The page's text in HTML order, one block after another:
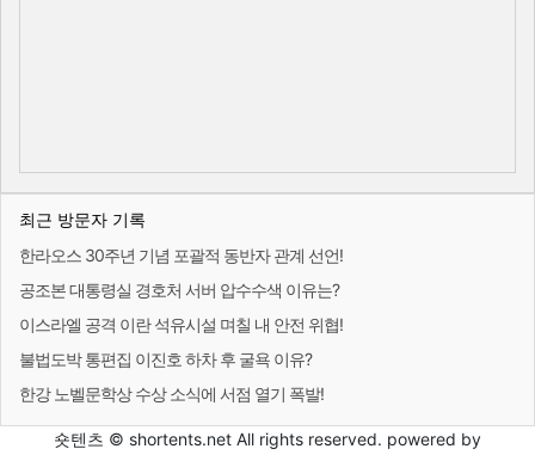
최근 방문자 기록
한라오스 30주년 기념 포괄적 동반자 관계 선언!
공조본 대통령실 경호처 서버 압수수색 이유는?
이스라엘 공격 이란 석유시설 며칠 내 안전 위협!
불법도박 통편집 이진호 하차 후 굴욕 이유?
한강 노벨문학상 수상 소식에 서점 열기 폭발!
숏텐츠 © shortents.net All rights reserved. powered by